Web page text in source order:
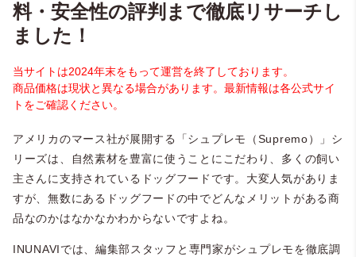
料・安全性の評判まで徹底リサーチし
ました！
当サイトは2024年末をもって運営を終了しております。
商品価格は現状と異なる場合があります。最新情報は各公式サイ
トをご確認ください。
アメリカのマース社が展開する「シュプレモ（Supremo）」シ
リーズは、自然素材を豊富に使うことにこだわり、多くの飼い
主さんに支持されているドッグフードです。大変人気がありま
すが、無数にあるドッグフードの中でどんなメリットがある商
品なのかはなかなかわからないですよね。
INUNAVIでは、編集部スタッフと専門家がシュプレモを徹底調